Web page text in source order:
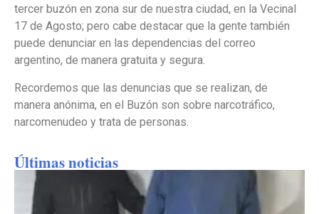
tercer buzón en zona sur de nuestra ciudad, en la Vecinal
17 de Agosto; pero cabe destacar que la gente también
puede denunciar en las dependencias del correo
argentino, de manera gratuita y segura.
Recordemos que las denuncias que se realizan, de
manera anónima, en el Buzón son sobre narcotráfico,
narcomenudeo y trata de personas.
Últimas noticias